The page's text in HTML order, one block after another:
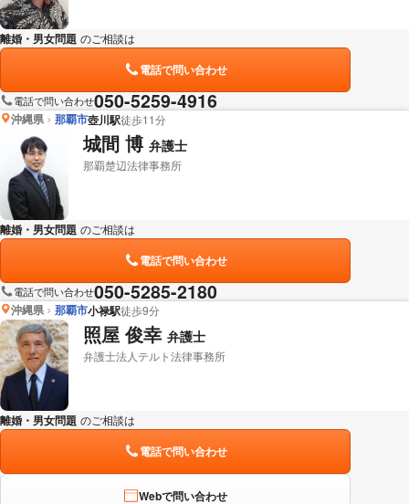
離婚・男女問題 のご相談は
電話で問い合わせ
電話で問い合わせ050-5259-4916
沖縄県 那覇市壺川駅徒歩11分
城間 博 弁護士
那覇楚辺法律事務所
離婚・男女問題 のご相談は
電話で問い合わせ
電話で問い合わせ050-5285-2180
沖縄県 那覇市小禄駅徒歩9分
照屋 俊幸 弁護士
弁護士法人テルト法律事務所
離婚・男女問題 のご相談は
電話で問い合わせ
Webで問い合わせ